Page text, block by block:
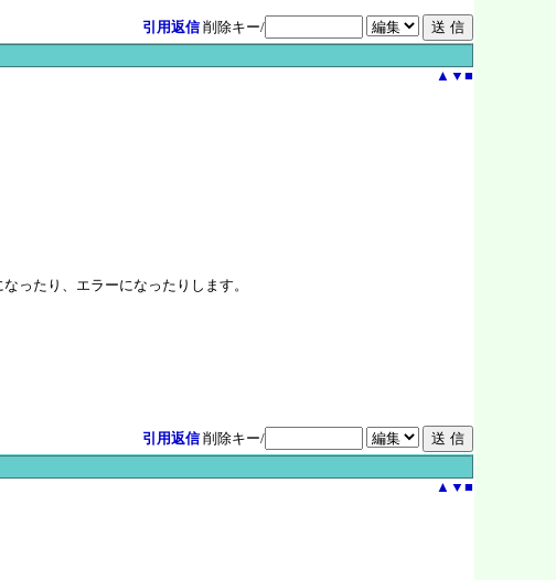
引用返信 削除キー/
▲ ▼ ■
ったり、エラーになったりします。
引用返信 削除キー/
▲ ▼ ■